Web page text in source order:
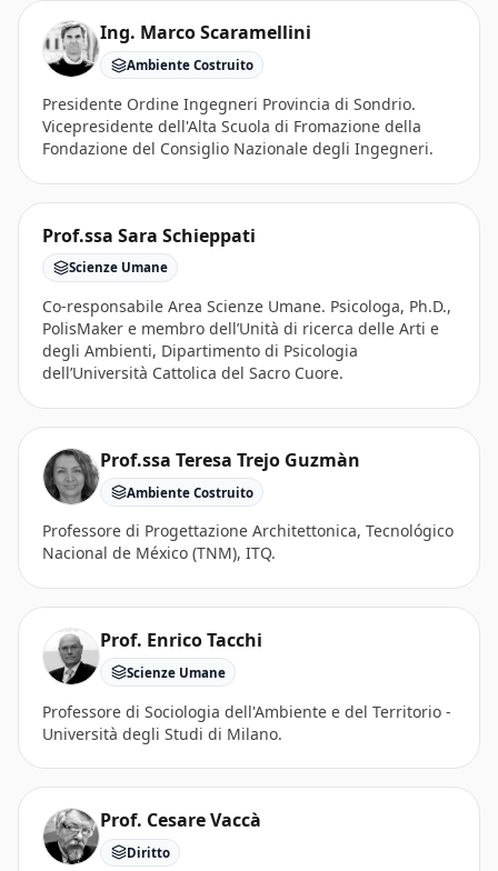
Ing. Marco Scaramellini
Ambiente Costruito
Presidente Ordine Ingegneri Provincia di Sondrio.
Vicepresidente dell'Alta Scuola di Fromazione della
Fondazione del Consiglio Nazionale degli Ingegneri.
Prof.ssa Sara Schieppati
Scienze Umane
Co-responsabile Area Scienze Umane. Psicologa, Ph.D.,
PolisMaker e membro dell’Unità di ricerca delle Arti e
degli Ambienti, Dipartimento di Psicologia
dell’Università Cattolica del Sacro Cuore.
Prof.ssa Teresa Trejo Guzmàn
Ambiente Costruito
Professore di Progettazione Architettonica, Tecnológico
Nacional de México (TNM), ITQ.
Prof. Enrico Tacchi
Scienze Umane
Professore di Sociologia dell'Ambiente e del Territorio -
Università degli Studi di Milano.
Prof. Cesare Vaccà
Diritto